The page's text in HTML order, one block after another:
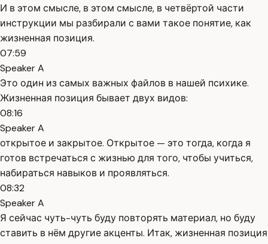
И в этом смысле, в этом смысле, в четвёртой части
инструкции мы разбирали с вами такое понятие, как
жизненная позиция.
07:59
Speaker A
Это один из самых важных файлов в нашей психике.
Жизненная позиция бывает двух видов:
08:16
Speaker A
открытое и закрытое. Открытое — это тогда, когда я
готов встречаться с жизнью для того, чтобы учиться,
набираться навыков и проявляться.
08:32
Speaker A
Я сейчас чуть-чуть буду повторять материал, но буду
ставить в нём другие акценты. Итак, жизненная позиция